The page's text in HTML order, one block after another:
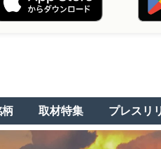
柄 取材特集 プレスリ